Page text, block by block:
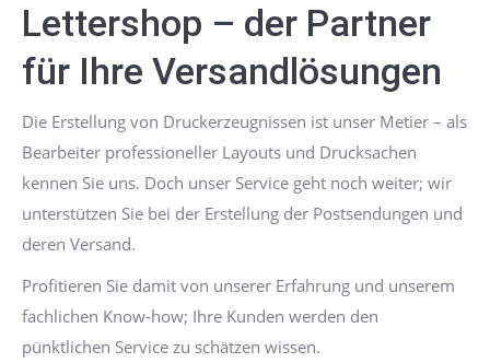
Lettershop – der Partner
für Ihre Versandlösungen
Die Erstellung von Druckerzeugnissen ist unser Metier – als
Bearbeiter professioneller Layouts und Drucksachen
kennen Sie uns. Doch unser Service geht noch weiter; wir
unterstützen Sie bei der Erstellung der Postsendungen und
deren Versand.
Profitieren Sie damit von unserer Erfahrung und unserem
fachlichen Know-how; Ihre Kunden werden den
pünktlichen Service zu schätzen wissen.